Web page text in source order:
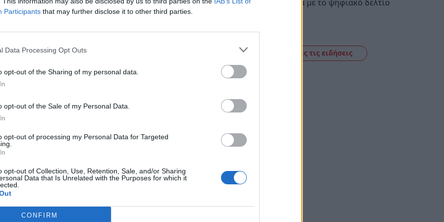
Participants that may further disclose it to other third parties.
Data Processing Opt Outs
opt-out of the Sharing of my personal data.
opt-out of the Sale of my Personal Data.
opt-out of processing my Personal Data for Targeted
opt-out of Collection, Use, Retention, Sale, and/or Sharing
Data that Is Unrelated with the Purposes for which it
CONFIRM
στις Κροκεές
Η εταιρεία
Λύσεις» αναζητά
10:27
υπεύθυνο βάρδιας
ελαιοτριβεία με το ψηφιακό δελτίο
Δείτε όλες τις ειδήσεις